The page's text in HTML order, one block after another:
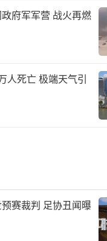
内，市场将密切
一步行动，以及
球供应链和消
全球零售业巨头
利益，也将对整
：于浩淙 zx0176）
府军军营 战火再燃
人死亡 极端天气引
赛裁判 足协丑闻曝